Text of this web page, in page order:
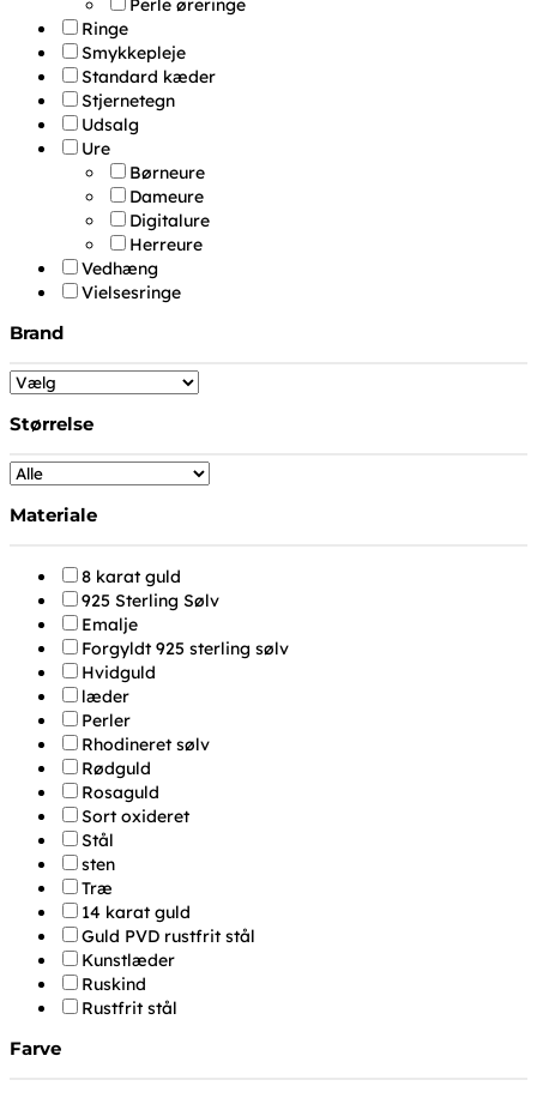
Perle øreringe
Ringe
Smykkepleje
Standard kæder
Stjernetegn
Udsalg
Ure
Børneure
Dameure
Digitalure
Herreure
Vedhæng
Vielsesringe
Brand
Størrelse
Materiale
8 karat guld
925 Sterling Sølv
Emalje
Forgyldt 925 sterling sølv
Hvidguld
læder
Perler
Rhodineret sølv
Rødguld
Rosaguld
Sort oxideret
Stål
sten
Træ
14 karat guld
Guld PVD rustfrit stål
Kunstlæder
Ruskind
Rustfrit stål
Farve